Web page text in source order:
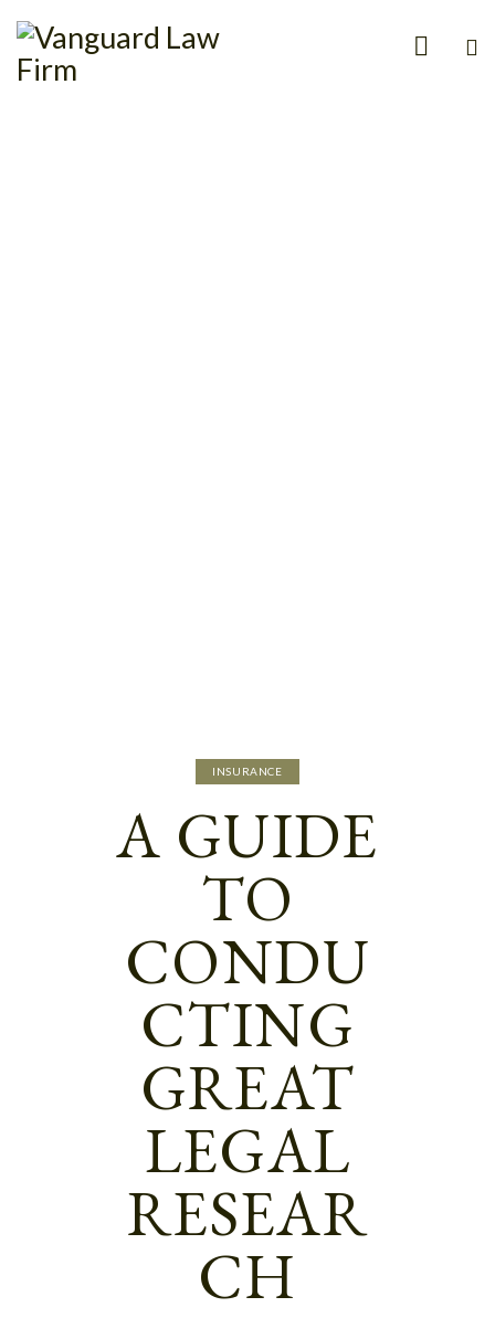
INSURANCE
A GUIDE
TO
CONDU
CTING
GREAT
LEGAL
RESEAR
CH